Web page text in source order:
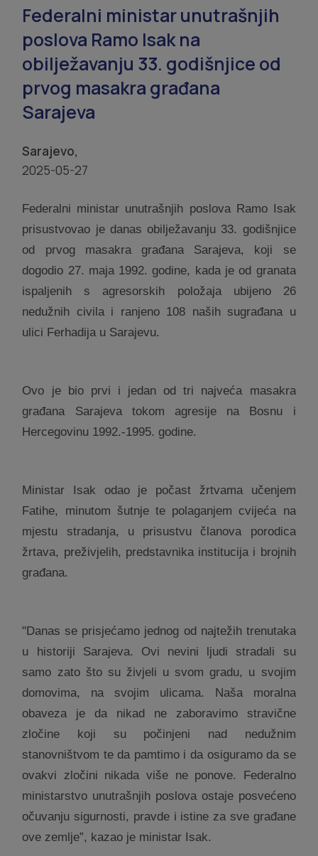
Federalni ministar unutrašnjih
poslova Ramo Isak na
obilježavanju 33. godišnjice od
prvog masakra građana
Sarajeva
Sarajevo,
2025-05-27
Federalni ministar unutrašnjih poslova Ramo Isak
prisustvovao je danas obilježavanju 33. godišnjice
od prvog masakra građana Sarajeva, koji se
dogodio 27. maja 1992. godine, kada je od granata
ispaljenih s agresorskih položaja ubijeno 26
nedužnih civila i ranjeno 108 naših sugrađana u
ulici Ferhadija u Sarajevu.
Ovo je bio prvi i jedan od tri najveća masakra
građana Sarajeva tokom agresije na Bosnu i
Hercegovinu 1992.-1995. godine.
Ministar Isak odao je počast žrtvama učenjem
Fatihe, minutom šutnje te polaganjem cvijeća na
mjestu stradanja, u prisustvu članova porodica
žrtava, preživjelih, predstavnika institucija i brojnih
građana.
"Danas se prisjećamo jednog od najtežih trenutaka
u historiji Sarajeva. Ovi nevini ljudi stradali su
samo zato što su živjeli u svom gradu, u svojim
domovima, na svojim ulicama. Naša moralna
obaveza je da nikad ne zaboravimo stravične
zločine koji su počinjeni nad nedužnim
stanovništvom te da pamtimo i da osiguramo da se
ovakvi zločini nikada više ne ponove. Federalno
ministarstvo unutrašnjih poslova ostaje posvećeno
očuvanju sigurnosti, pravde i istine za sve građane
ove zemlje”, kazao je ministar Isak.